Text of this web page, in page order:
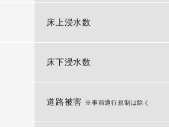
床上浸水数
床下浸水数
道路被害 ※事前通行規制は除く